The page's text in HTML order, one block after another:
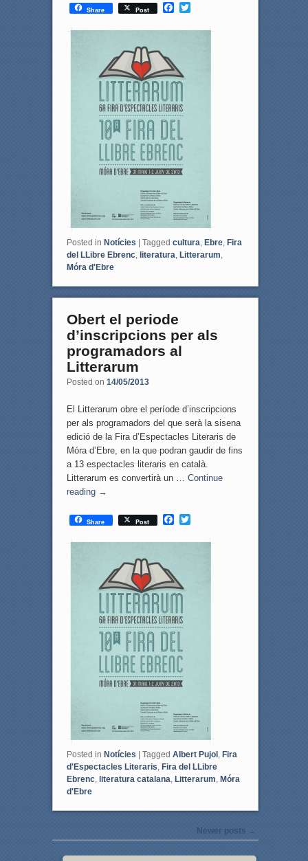
Share Post
F
c
o
o
k
T
i
Posted in Notícies | Tagged cultura Ebre, Fira
del LLibre Ebrenc, literatura Litterarum
Móra d'Ebre
Obert el periode
d’inscripcions per als
programadors al
Litterarum
Posted on 14/05/2013
El Litterarum obre el període d’inscripcions
per als programadors del que serà la sisena
edició de la Fira d’Espectacles Literaris de
Móra d’Ebre, en la que podran gaudir de fins
a 13 espectacles literaris en català.
Litterarum es convertirà un … Continue
reading →
Share Post
F
c
o
o
k
T
i
Posted in Notícies Tagged Albert Pujol , Fira
d'Espectacles Literaris, Fira del LLibre
Ebrenc, literatura catalana, Litterarum, Móra
d'Ebre
Newer posts →